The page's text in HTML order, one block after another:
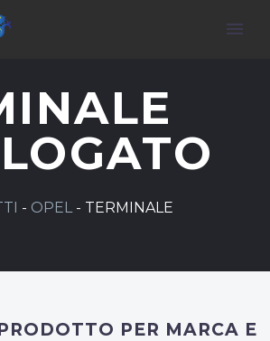
- OPEL- TERMINALE
PER MARCA E